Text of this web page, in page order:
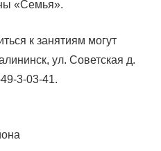
«Семья».
к занятиям могут
ул. Советская д.
3-03-41.